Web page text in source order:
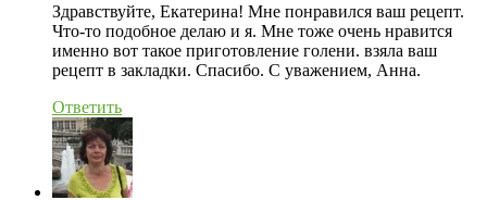
Здравствуйте, Екатерина! Мне понравился ваш рецепт.
Что-то подобное делаю и я. Мне тоже очень нравится
именно вот такое приготовление голени. взяла ваш
рецепт в закладки. Спасибо. С уважением, Анна.
Ответить